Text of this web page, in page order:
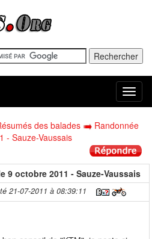
des balades
Randonnée
- Sauze-Vaussais
9 octobre 2011 - Sauze-Vaussais
21-07-2011 à 08:39:11